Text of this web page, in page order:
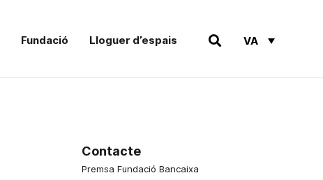
Fundació Lloguer d’espais VA
Contacte
Premsa Fundació Bancaixa